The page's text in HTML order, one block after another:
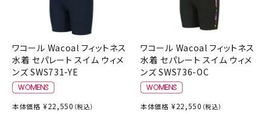
ワコール Wacoal フィットネス
水着 セパレート スイム ウィメ
ンズ SWS731-YE
本体価格 ¥22,550 （税込）
ワコール Wacoal フィットネス
水着 セパレート スイム ウィメ
ンズ SWS736-OC
本体価格 ¥22,550 （税込）